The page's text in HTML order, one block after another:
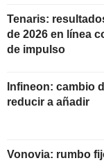
Tenaris:
de 2026 en línea
de impulso
Infineon: cambio
reducir a añadir
Vonovia: rumbo